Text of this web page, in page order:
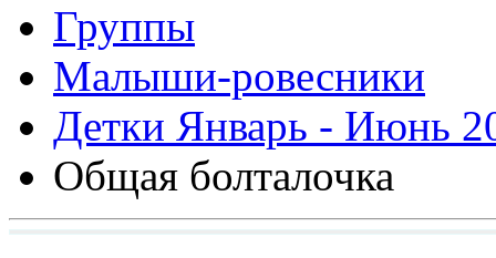
Группы
Малыши-ровесники
Детки Январь - Июнь
Общая болталочка